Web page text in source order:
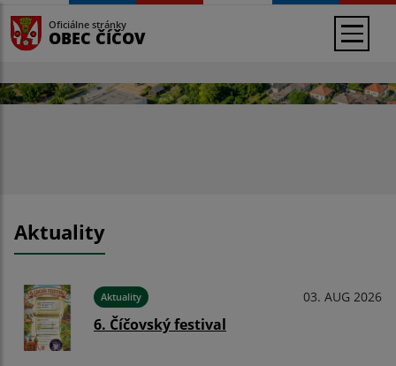
Oficiálne stránky
OBEC ČÍČOV
Aktuality
Aktuality 03. AUG 2026
6. Číčovský festival